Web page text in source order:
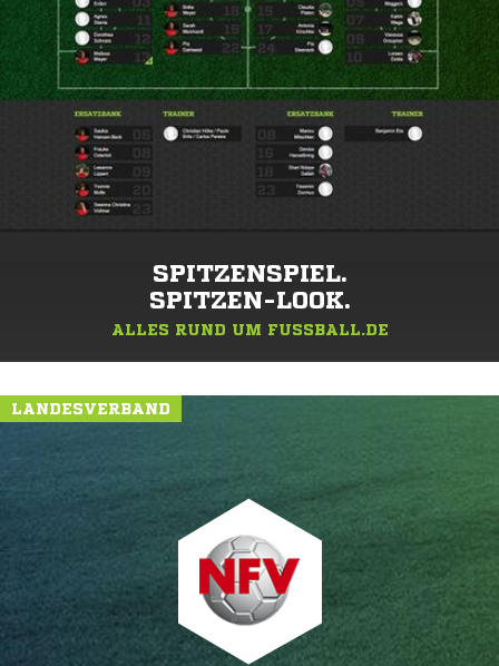
SPITZENSPIEL.
SPITZEN-LOOK.
ALLES RUND UM FUSSBALL.DE
LANDESVERBAND